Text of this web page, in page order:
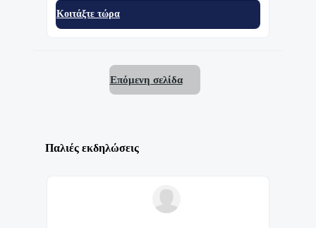
Κοιτάξτε τώρα
Επόμενη σελίδα
Παλιές εκδηλώσεις